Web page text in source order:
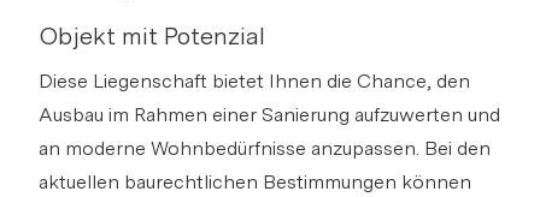
Objekt mit Potenzial
Diese Liegenschaft bietet Ihnen die Chance, den
Ausbau im Rahmen einer Sanierung aufzuwerten und
an moderne Wohnbedürfnisse anzupassen. Bei den
aktuellen baurechtlichen Bestimmungen können